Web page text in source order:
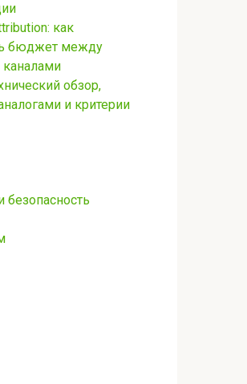
как
бюджет между
обзор,
и критерии
безопасность